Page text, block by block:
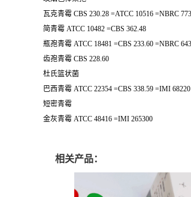
瓦克青霉 CBS 230.28 =ATCC 10516 =NBRC
简青霉 ATCC 10482 =CBS 362.48
瓶孢青霉 ATCC 18481 =CBS 233.60 =NBRC
齿孢青霉 CBS 228.60
杜氏篮状菌
巴西青霉 ATCC 22354 =CBS 338.59 =IMI
短密青霉
金灰青霉 ATCC 48416 =IMI 265300
相关产品：